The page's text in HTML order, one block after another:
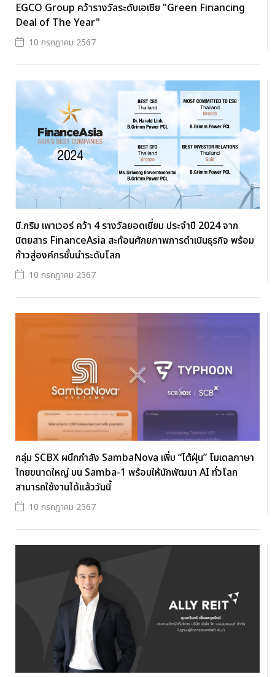
EGCO Group คว้ารางวัลระดับเอเชีย "Green Financing
Deal of The Year"
10 กรกฎาคม 2567
บี.กริม เพาเวอร์ คว้า 4 รางวัลยอดเยี่ยม ประจำปี 2024 จาก
นิตยสาร FinanceAsia สะท้อนศักยภาพการดำเนินธุรกิจ พร้อม
ก้าวสู่องค์กรชั้นนำระดับโลก
10 กรกฎาคม 2567
กลุ่ม SCBX ผนึกกำลัง SambaNova เพิ่ม “ไต้ฝุ่น” โมเดลภาษา
ไทยขนาดใหญ่ บน Samba-1 พร้อมให้นักพัฒนา AI ทั่วโลก
สามารถใช้งานได้แล้ววันนี้
10 กรกฎาคม 2567